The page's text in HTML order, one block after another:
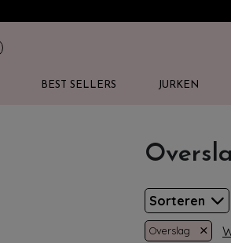
BEST SELLERS JURKEN
Sorteren
Overslag ×